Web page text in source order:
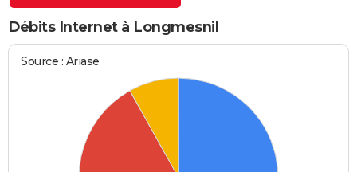
Bricolage
Lifestyle
Culture
Sport
Auto
Television
Voyage
Cinema
Débits Internet à Longmesnil
Source : Ariase